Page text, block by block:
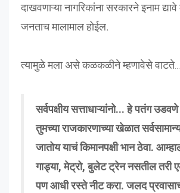
दाखवणाऱ्यानागरिकांनासरकारनेइनामद्यावे
जनताचमालामालहोईल.
त्यामुळे मला असे कळकळीने म्हणावेसे वाटते...
सर्वपक्षीय सत्ताधाऱ्यांनो... हे पतंग
तुमच्या राजकारणाच्या खेळात
जातोय याचं किमानपक्षी भान ठेवा.
गाड्या, मेट्रो, बुलेट ट्रेन नसतील तरी
पण आधी रस्ते नीट करा. जलद